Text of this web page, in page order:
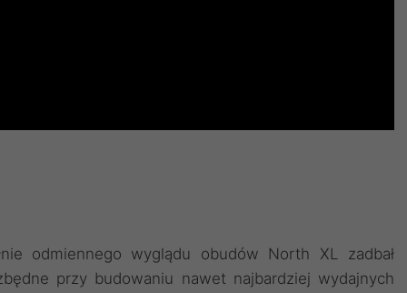
odmiennego wyglądu obudów North XL zadbał
przy budowaniu nawet najbardziej wydajnych